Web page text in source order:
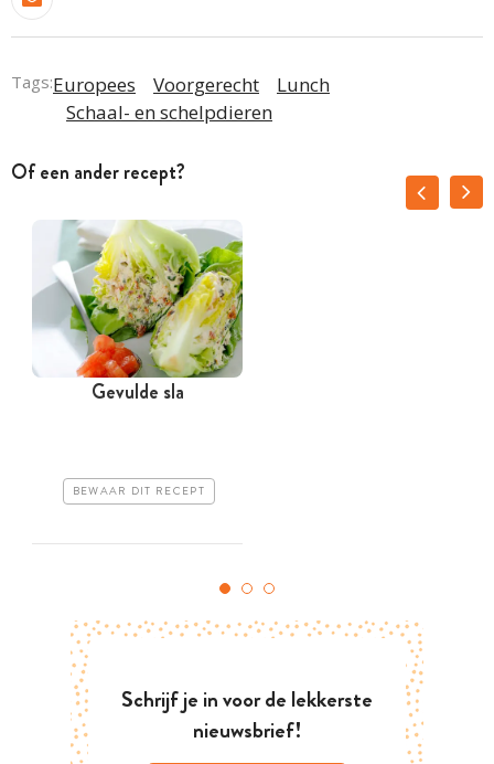
Tags:Europees Voorgerecht
Lunch
Schaal- en schelpdieren
Of een ander recept?
Gevulde sla
BEWAAR DIT RECEPT
Schrijf je in voor de lekkerste
nieuwsbrief!